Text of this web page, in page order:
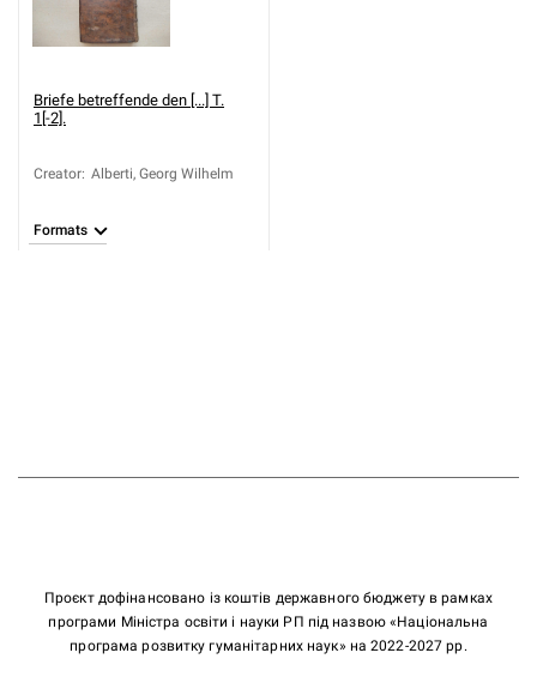
Briefe betreffende den [...] T.
1[-2].
Creator: Alberti, Georg Wilhelm
Formats
Проєкт дофінансовано із коштів державного бюджету в рамках
програми Міністра освіти і науки РП під назвою «Національна
програма розвитку гуманітарних наук» на 2022-2027 рр.